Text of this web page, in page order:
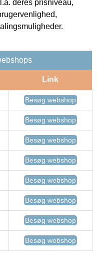
deres prisniveau,
Link
Besøg webshop
Besøg webshop
Besøg webshop
Besøg webshop
Besøg webshop
Besøg webshop
Besøg webshop
Besøg webshop